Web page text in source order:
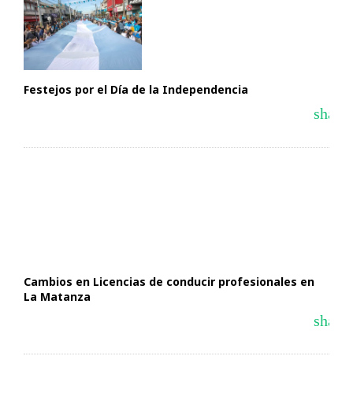
Festejos por el Día de la Independencia
share
Cambios en Licencias de conducir profesionales en
La Matanza
share